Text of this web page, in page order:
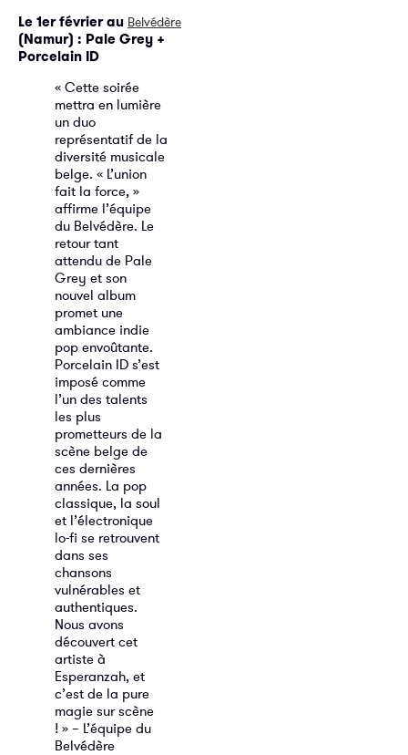
Le 1er février au Belvédère
(Namur) : Pale Grey +
Porcelain ID
« Cette soirée
mettra en lumière
un duo
représentatif de la
diversité musicale
belge. « L’union
fait la force, »
affirme l’équipe
du Belvédère. Le
retour tant
attendu de Pale
Grey et son
nouvel album
promet une
ambiance indie
pop envoûtante.
Porcelain ID s’est
imposé comme
l’un des talents
les plus
prometteurs de la
scène belge de
ces dernières
années. La pop
classique, la soul
et l’électronique
lo-fi se retrouvent
dans ses
chansons
vulnérables et
authentiques.
Nous avons
découvert cet
artiste à
Esperanzah, et
c’est de la pure
magie sur scène
! » – L’équipe du
Belvédère